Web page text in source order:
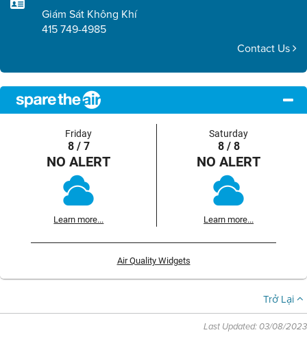
Giám Sát Không Khí
415 749-4985
Contact Us
Friday
8 / 7
NO ALERT
Learn more...
Saturday
8 / 8
NO ALERT
Learn more...
Air Quality Widgets
Trở Lại
Last Updated: 03/08/2023